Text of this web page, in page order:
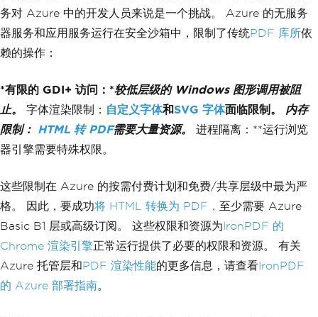
务对 Azure 中的开发人员来说是一个挑战。 Azure 的无服务
器服务和应用服务运行在安全沙箱中，限制了传统PDF 库所依
赖的操作：
*有限的 GDI+ 访问：*较低层级的 Windows 图形调用被阻
止。 字体渲染限制： 自定义字体和SVG 字体面临限制。 内存
限制： HTML 转 PDF需要大量资源。 进程隔离：**运行浏览
器引擎需要特殊权限。
这些限制在 Azure 的按需付费计划和免费/共享层级中最为严
格。 因此，要成功将 HTML 转换为 PDF， 至少需要 Azure
Basic B1 层或高级订阅。 这些权限和资源为IronPDF 的
Chrome 渲染引擎正常运行提供了必要的权限和资源。 有关
Azure 托管层和PDF 渲染性能的更多信息，请查看IronPDF
的 Azure 部署指南。